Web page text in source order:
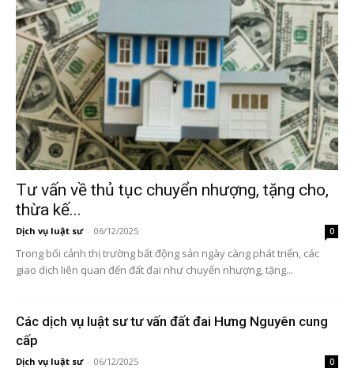
Tư vấn về thủ tục chuyển nhượng, tặng cho,
thừa kế...
Dịch vụ luật sư - 06/12/2025 0
Trong bối cảnh thị trường bất động sản ngày càng phát triển, các
giao dịch liên quan đến đất đai như chuyển nhượng, tặng...
Các dịch vụ luật sư tư vấn đất đai Hưng Nguyên cung
cấp
Dịch vụ luật sư - 06/12/2025 0